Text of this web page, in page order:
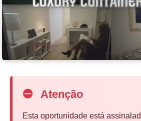
⛔ Atenção
Esta oportunidade está